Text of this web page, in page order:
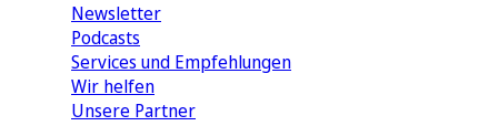
Newsletter
Podcasts
Services und Empfehlungen
Wir helfen
Unsere Partner